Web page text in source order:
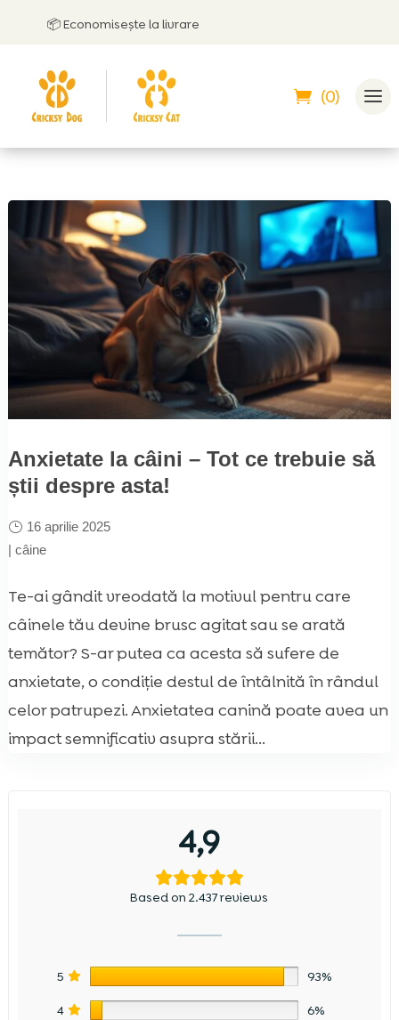
📦 Economisește la livrare
(0)
Anxietate la câini – Tot ce trebuie să
știi despre asta!
16 aprilie 2025
| câine
Te-ai gândit vreodată la motivul pentru care
câinele tău devine brusc agitat sau se arată
temător? S-ar putea ca acesta să sufere de
anxietate, o condiție destul de întâlnită în rândul
celor patrupezi. Anxietatea canină poate avea un
impact semnificativ asupra stării...
4,9
Based on 2.437 reviews
5 93%
4 6%